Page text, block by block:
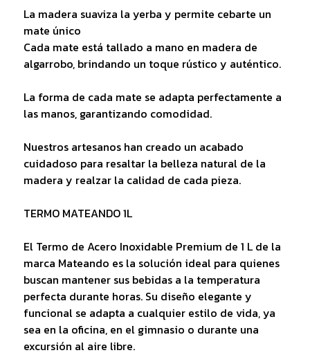
La madera suaviza la yerba y permite cebarte un
mate único
Cada mate está tallado a mano en madera de
algarrobo, brindando un toque rústico y auténtico.
La forma de cada mate se adapta perfectamente a
las manos, garantizando comodidad.
Nuestros artesanos han creado un acabado
cuidadoso para resaltar la belleza natural de la
madera y realzar la calidad de cada pieza.
TERMO MATEANDO 1L
El Termo de Acero Inoxidable Premium de 1 L de la
marca Mateando es la solución ideal para quienes
buscan mantener sus bebidas a la temperatura
perfecta durante horas. Su diseño elegante y
funcional se adapta a cualquier estilo de vida, ya
sea en la oficina, en el gimnasio o durante una
excursión al aire libre.